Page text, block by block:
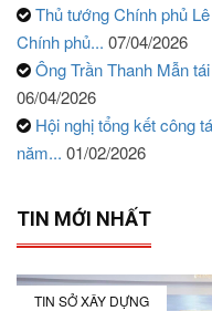
Thủ tướng Chính phủ
Chính phủ... 07/04/2026
Ông Trần Thanh Mẫn
06/04/2026
Hội nghị tổng kết công
năm... 01/02/2026
TIN MỚI NHẤT
TIN SỞ XÂY DỰNG